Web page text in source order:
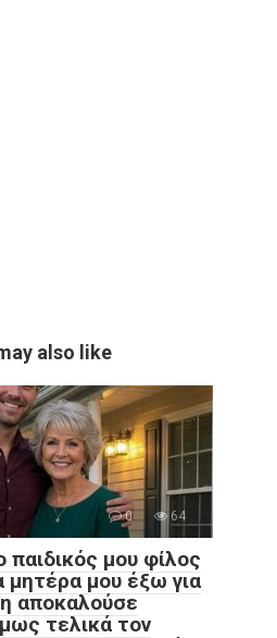
also like
0 64
μου φίλος
μητέρα μου έξω για
αποκαλούσε
τελικά τον